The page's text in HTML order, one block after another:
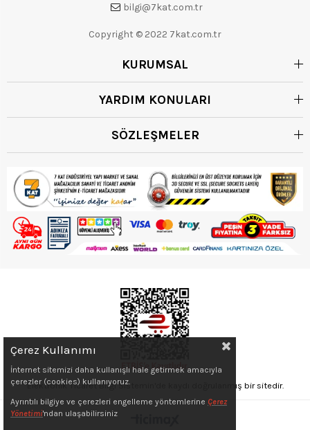
bilgi@7kat.com.tr
Copyright © 2022 7kat.com.tr
KURUMSAL
YARDIM KONULARI
SÖZLEŞMELER
Elektronik Ticaret Bilgi Sistemin'de kaydı doğrulanmış bir sitedir.
Çerez Kullanımı
İnternet sitemizi daha kullanışlı hale getirmek amacıyla
çerezler (cookies) kullanıyoruz.
Ayrıntılı bilgiye ve çerezleri engelleme yöntemlerine Çerez
Yönetimi'ndan ulaşabilirsiniz